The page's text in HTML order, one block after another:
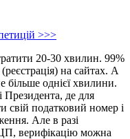
>>>
20-30 хвилин. 99%
на сайтах. А
більше однієї хвилини.
Президента, де для
свій податковий номер і
Але в разі
верифікацію можна